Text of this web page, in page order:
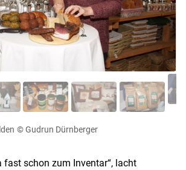
© Gudrun Dürnberger
fast schon zum Inventar“, lacht